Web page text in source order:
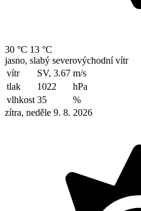
30 °C 13 °C
jasno, slabý severovýchodní vítr
vítr
SV, 3.67 m/s
tlak
1022
hPa
vlhkost 35
%
zítra, neděle 9. 8. 2026